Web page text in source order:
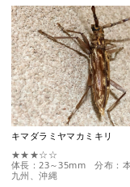
キマダラミヤマカミキリ
★★★☆☆
体長：23～35mm 分布：本
九州、沖縄